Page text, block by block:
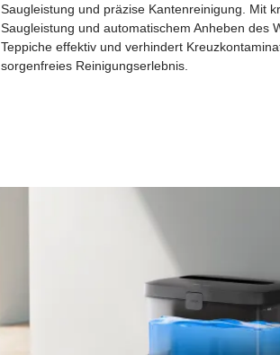
Saugleistung und präzise Kantenreinigung. Mit
Saugleistung und automatischem Anheben des
Teppiche effektiv und verhindert
sorgenfreies Reinigungserlebnis.